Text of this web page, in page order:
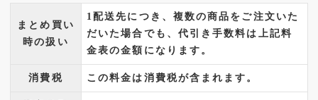
まとめ買い
時の扱い
1配送先につき、複数の商品をご注文いた
だいた場合でも、代引き手数料は上記料
金表の金額になります。
消費税 この料金は消費税が含まれます。